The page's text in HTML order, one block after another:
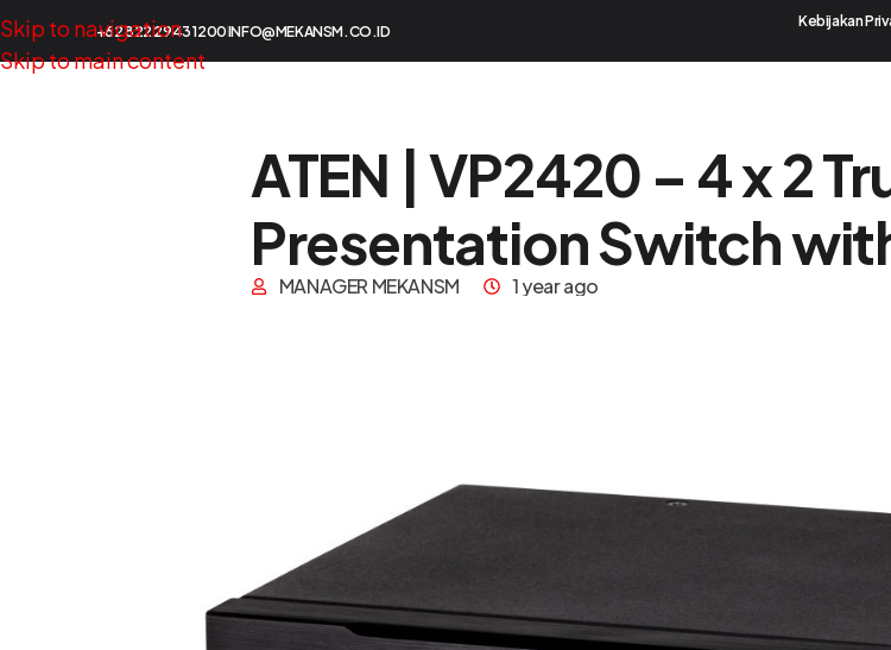
Skip to navigation
Skip to main content
+62 822 2943 1200INFO@MEKANSM.CO.ID
Kebijakan
ATEN | VP2420 – 4 x 2
Presentation Switch
MANAGER MEKANSM 1 year ago